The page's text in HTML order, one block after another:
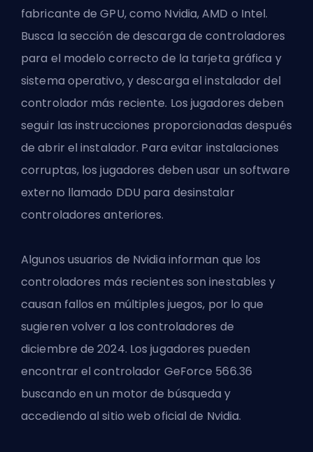
fabricante de GPU, como Nvidia, AMD o Intel.
Busca la sección de descarga de controladores
para el modelo correcto de la tarjeta gráfica y
sistema operativo, y descarga el instalador del
controlador más reciente. Los jugadores deben
seguir las instrucciones proporcionadas después
de abrir el instalador. Para evitar instalaciones
corruptas, los jugadores deben usar un software
externo llamado DDU para desinstalar
controladores anteriores.
Algunos usuarios de Nvidia informan que los
controladores más recientes son inestables y
causan fallos en múltiples juegos, por lo que
sugieren volver a los controladores de
diciembre de 2024. Los jugadores pueden
encontrar el controlador GeForce 566.36
buscando en un motor de búsqueda y
accediendo al sitio web oficial de Nvidia.